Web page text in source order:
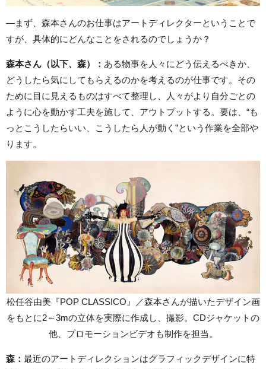
―まず、森本さんのお仕事はアートディレクターということで
すが、具体的にどんなことをされるのでしょうか？
森本さん（以下、森）： ある物事を人々にどう伝えるべきか、
どうしたら気にしてもらえるのかを考えるのが仕事です。その
ために目に見えるものはすべて整理し、人々がより自分ごとの
ように心を動かす工夫を施して、アウトプットする。要は、“も
っとこうしたらいい、こうしたら人が動く”という作業を全部や
ります。
松任谷由美『POP CLASSICO』／森本さんが描いたデザイン画
をもとに2～3mの立体を実際に作成し、撮影。CDジャケットの
他、プロモーションビデオも制作を担当。
森： 最近のアートディレクションはグラフィックデザインに特